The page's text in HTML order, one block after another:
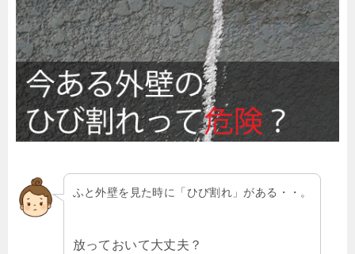
ふと外壁を見た時に「ひび割れ」がある・・。
放っておいて大丈夫？